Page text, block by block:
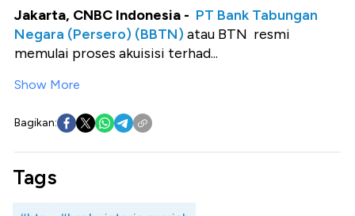
Jakarta, CNBC Indonesia - PT Bank Tabungan
Negara (Persero) (BBTN) atau BTN resmi
memulai proses akuisisi terhad...
Show More
Bagikan:
Tags